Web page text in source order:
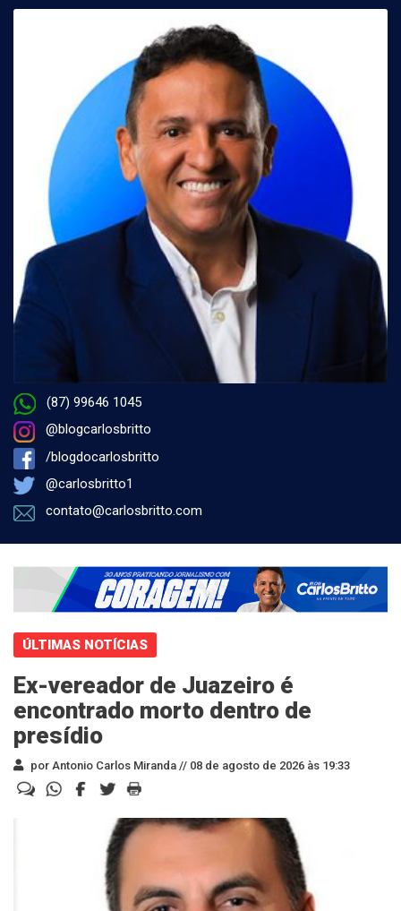
(87) 99646 1045
@blogcarlosbritto
/blogdocarlosbritto
@carlosbritto1
contato@carlosbritto.com
ÚLTIMAS NOTÍCIAS
Ex-vereador de Juazeiro é
encontrado morto dentro de
presídio
por Antonio Carlos Miranda // 08 de agosto de 2026 às 19:33